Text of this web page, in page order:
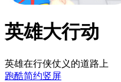
英雄大行动
英雄在行侠仗义的道路上
跑酷简约竖屏